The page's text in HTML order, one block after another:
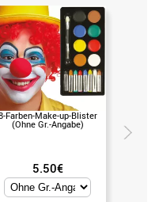
Farben-Make-up-Blister
(Ohne Gr.-Angabe)
5.50€